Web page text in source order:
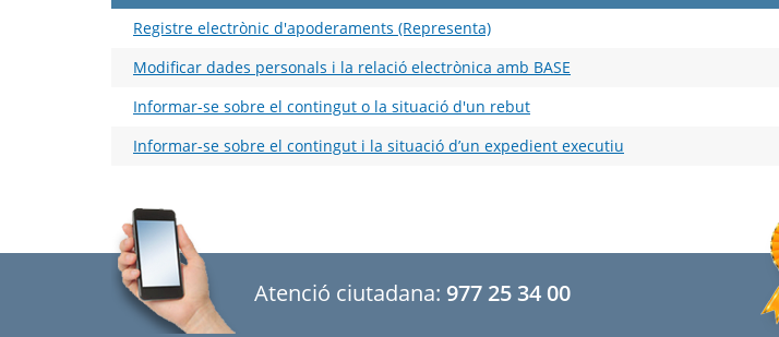
Registre electrònic d'apoderaments (Representa)
Modificar dades personals i la relació electrònica amb BASE
Informar-se sobre el contingut o la situació d'un rebut
Informar-se sobre el contingut i la situació d’un expedient executiu
Atenció ciutadana: 977 25 34 00